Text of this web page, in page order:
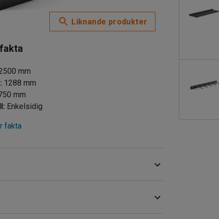
Liknande produkter
mm
: 1288 mm
mm
: Enkelsidig
fakta
till exempel rör, lister, profiler och liknande.